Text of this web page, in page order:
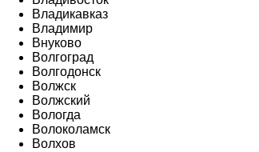
Владикавказ
Владимир
Внуково
Волгоград
Волгодонск
Волжск
Волжский
Вологда
Волоколамск
Волхов